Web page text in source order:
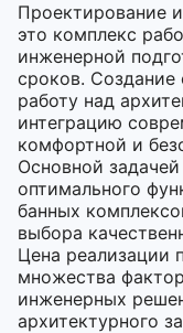
Проектирование
это комплекс
инженерной
сроков. Создание
работу над
интеграцию
комфортной и
Основной
оптимального
банных
выбора
Цена реализации
множества
инженерных
архитектурного